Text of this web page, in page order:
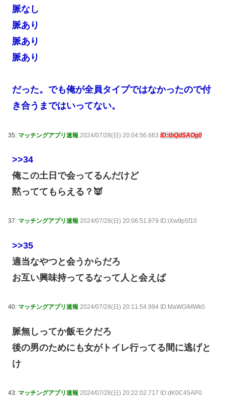
脈なし
脈あり
脈あり
脈あり
だった。でも俺が全員タイプではなかったので付
き合うまではいってない。
35: マッチングアプリ速報 2024/07/28(日) 20:04:56.663 ID:tbQdSAOg0
>>34
俺この土日で会ってるんだけど
黙っててもらえる？👿
37: マッチングアプリ速報 2024/07/28(日) 20:06:51.879 ID:iXw9p5f10
>>35
適当なやつと会うからだろ
お互い興味持ってるなって人と会えば
40: マッチングアプリ速報 2024/07/28(日) 20:11:54.994 ID:MaWGlMWk0
脈無しってか飯モクだろ
後の男のためにも女がトイレ行ってる間に逃げと
け
43: マッチングアプリ速報 2024/07/28(日) 20:22:02.717 ID:dK0C45AP0